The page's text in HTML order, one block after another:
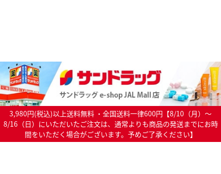
3,980円(税込)以上送料無料 ・全国送料一律600円【8/10（月）～
8/16（日）にいただいたご注文は、通常よりも商品の発送までにお時
間をいただく場合がございます。予めご了承ください】